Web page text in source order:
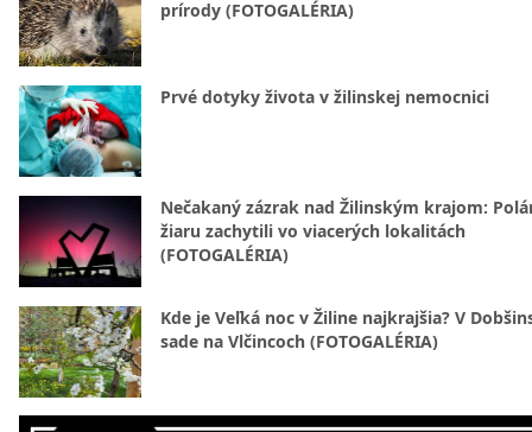
prírody (FOTOGALÉRIA)
Prvé dotyky života v žilinskej nemocnici
Nečakaný zázrak nad Žilinským krajom:
žiaru zachytili vo viacerých lokalitách
(FOTOGALÉRIA)
Kde je Veľká noc v Žiline najkrajšia? V
sade na Vlčincoch (FOTOGALÉRIA)